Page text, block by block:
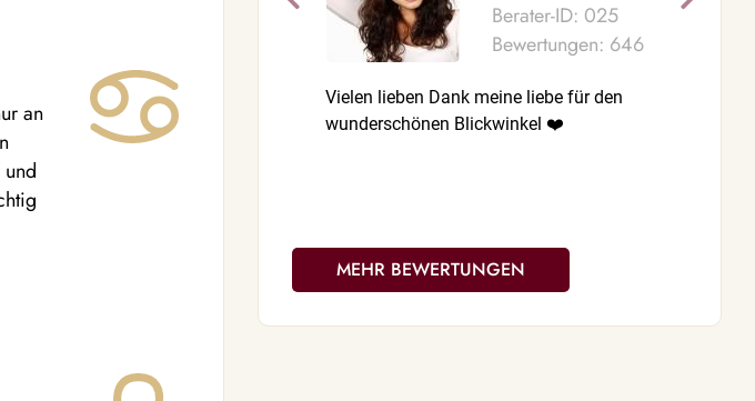
an
Berater-ID: 025
Bewertungen: 646
Vielen lieben Dank meine liebe für den
wunderschönen Blickwinkel ❤️
MEHR BEWERTUNGEN